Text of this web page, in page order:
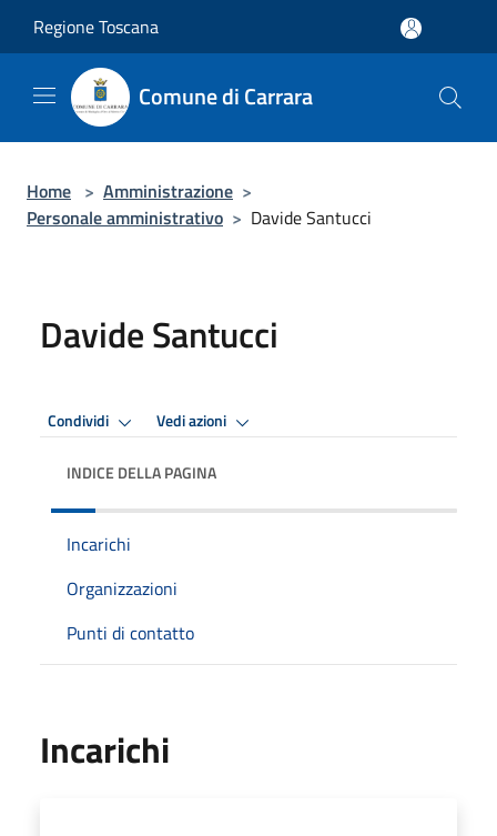
Regione Toscana
Comune di Carrara
Home > Amministrazione >
Personale amministrativo > Davide Santucci
Davide Santucci
Condividi Vedi azioni
INDICE DELLA PAGINA
Incarichi
Organizzazioni
Punti di contatto
Incarichi